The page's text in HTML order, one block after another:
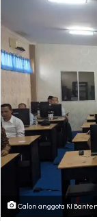
Calon anggota KI